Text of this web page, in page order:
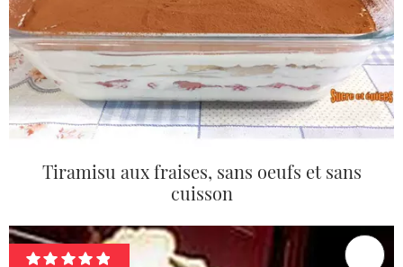
Tiramisu aux fraises, sans oeufs et sans
cuisson